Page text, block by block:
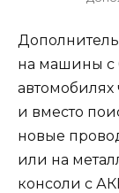
на машины с
и вместо
новые
или на
консоли с